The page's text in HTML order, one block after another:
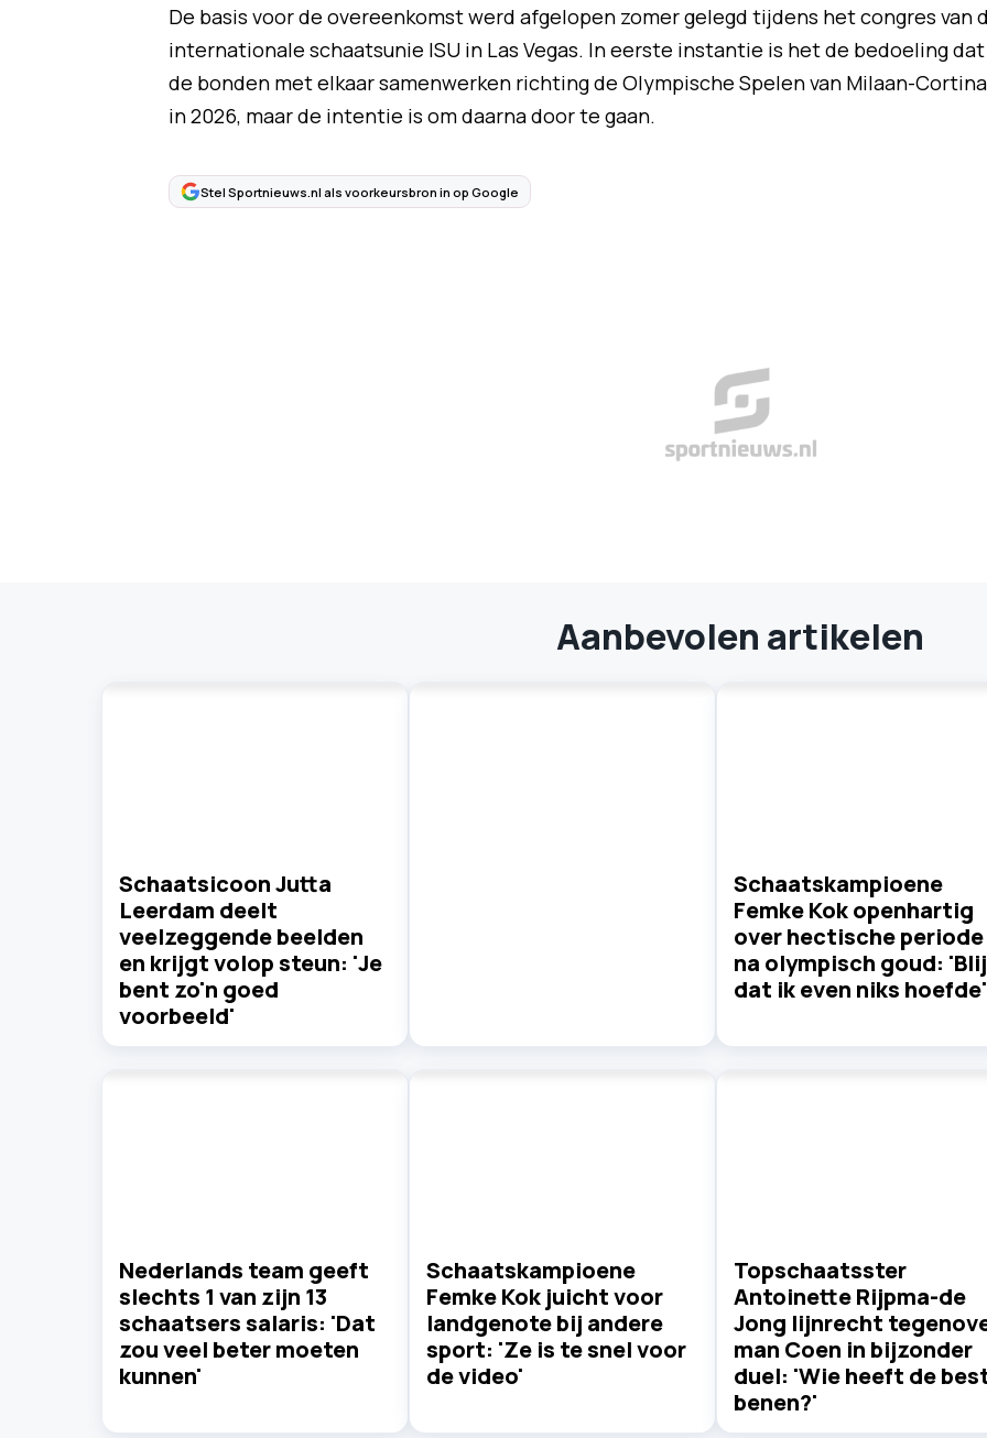
De basis voor de overeenkomst werd afgelopen zomer gelegd tijdens het congres van
internationale schaatsunie ISU in Las Vegas. In eerste instantie is het de bedoeling dat
de bonden met elkaar samenwerken richting de Olympische Spelen van Milaan-Cortina
in 2026, maar de intentie is om daarna door te gaan.
Stel Sportnieuws.nl als voorkeursbron in op Google
Aanbevolen artikelen
Schaatsicoon Jutta
Leerdam deelt
veelzeggende beelden
en krijgt volop steun: 'Je
bent zo'n goed
voorbeeld'
Schaatskampioene
Femke Kok openhartig
over hectische periode
na olympisch goud: 'Blij
dat ik even niks hoefde'
Nederlands team geeft
slechts 1 van zijn 13
schaatsers salaris: 'Dat
zou veel beter moeten
kunnen'
Schaatskampioene
Femke Kok juicht voor
landgenote bij andere
sport: 'Ze is te snel voor
de video'
Topschaatsster
Antoinette Rijpma-de
Jong lijnrecht
man Coen in bijzonder
duel: 'Wie heeft de
benen?'